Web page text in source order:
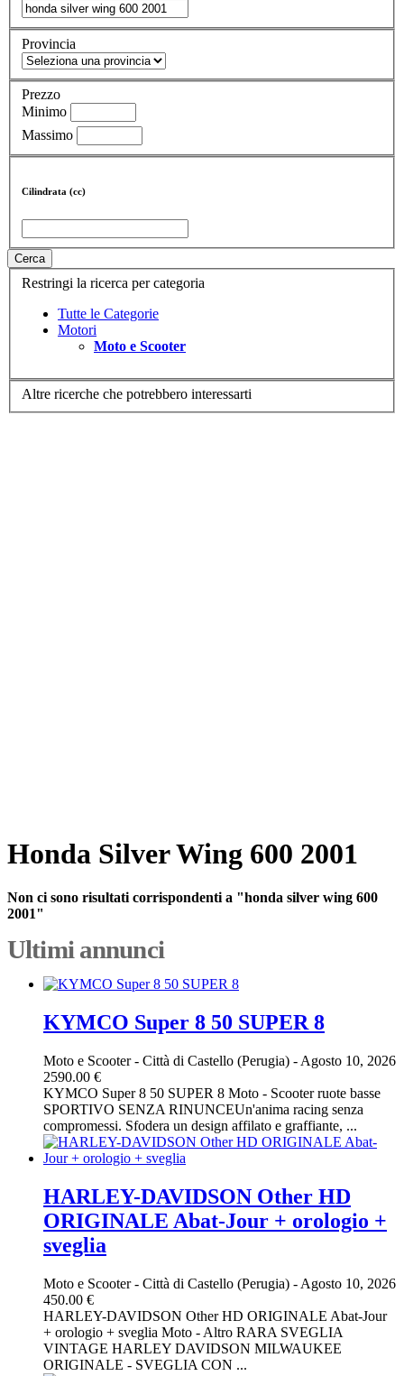
Provincia
Prezzo
Minimo
Massimo
Cilindrata (cc)
Cerca
Restringi la ricerca per categoria
Tutte le Categorie
Motori
Moto e Scooter
Altre ricerche che potrebbero interessarti
Honda Silver Wing 600 2001
Non ci sono risultati corrispondenti a "honda silver wing 600
2001"
Ultimi annunci
KYMCO Super 8 50 SUPER 8
Moto e Scooter- Città di Castello (Perugia) - Agosto 10, 2026
2590.00 €
KYMCO Super 8 50 SUPER 8 Moto - Scooter ruote basse
SPORTIVO SENZA RINUNCEUn'anima racing senza
compromessi. Sfodera un design affilato e graffiante, ...
HARLEY-DAVIDSON Other HD
ORIGINALE Abat-Jour + orologio +
sveglia
Moto e Scooter- Città di Castello (Perugia) - Agosto 10, 2026
450.00 €
HARLEY-DAVIDSON Other HD ORIGINALE Abat-Jour
+ orologio + sveglia Moto - Altro RARA SVEGLIA
VINTAGE HARLEY DAVIDSON MILWAUKEE
ORIGINALE - SVEGLIA CON ...